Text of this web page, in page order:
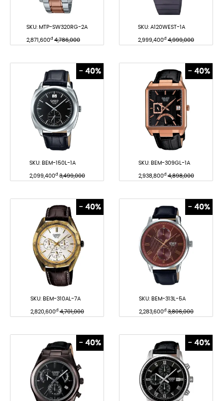
SKU:MTP-SW320RG-2A
2,871,600đ 4,786,000
SKU:A120WEST-1A
2,999,400đ 4,999,000
- 40%
SKU:BEM-150L-1A
2,099,400đ 3,499,000
- 40%
SKU:BEM-309GL-1A
2,938,800đ 4,898,000
- 40%
SKU:BEM-310AL-7A
2,820,600đ 4,701,000
- 40%
SKU:BEM-313L-5A
2,283,600đ 3,806,000
- 40% - 40%